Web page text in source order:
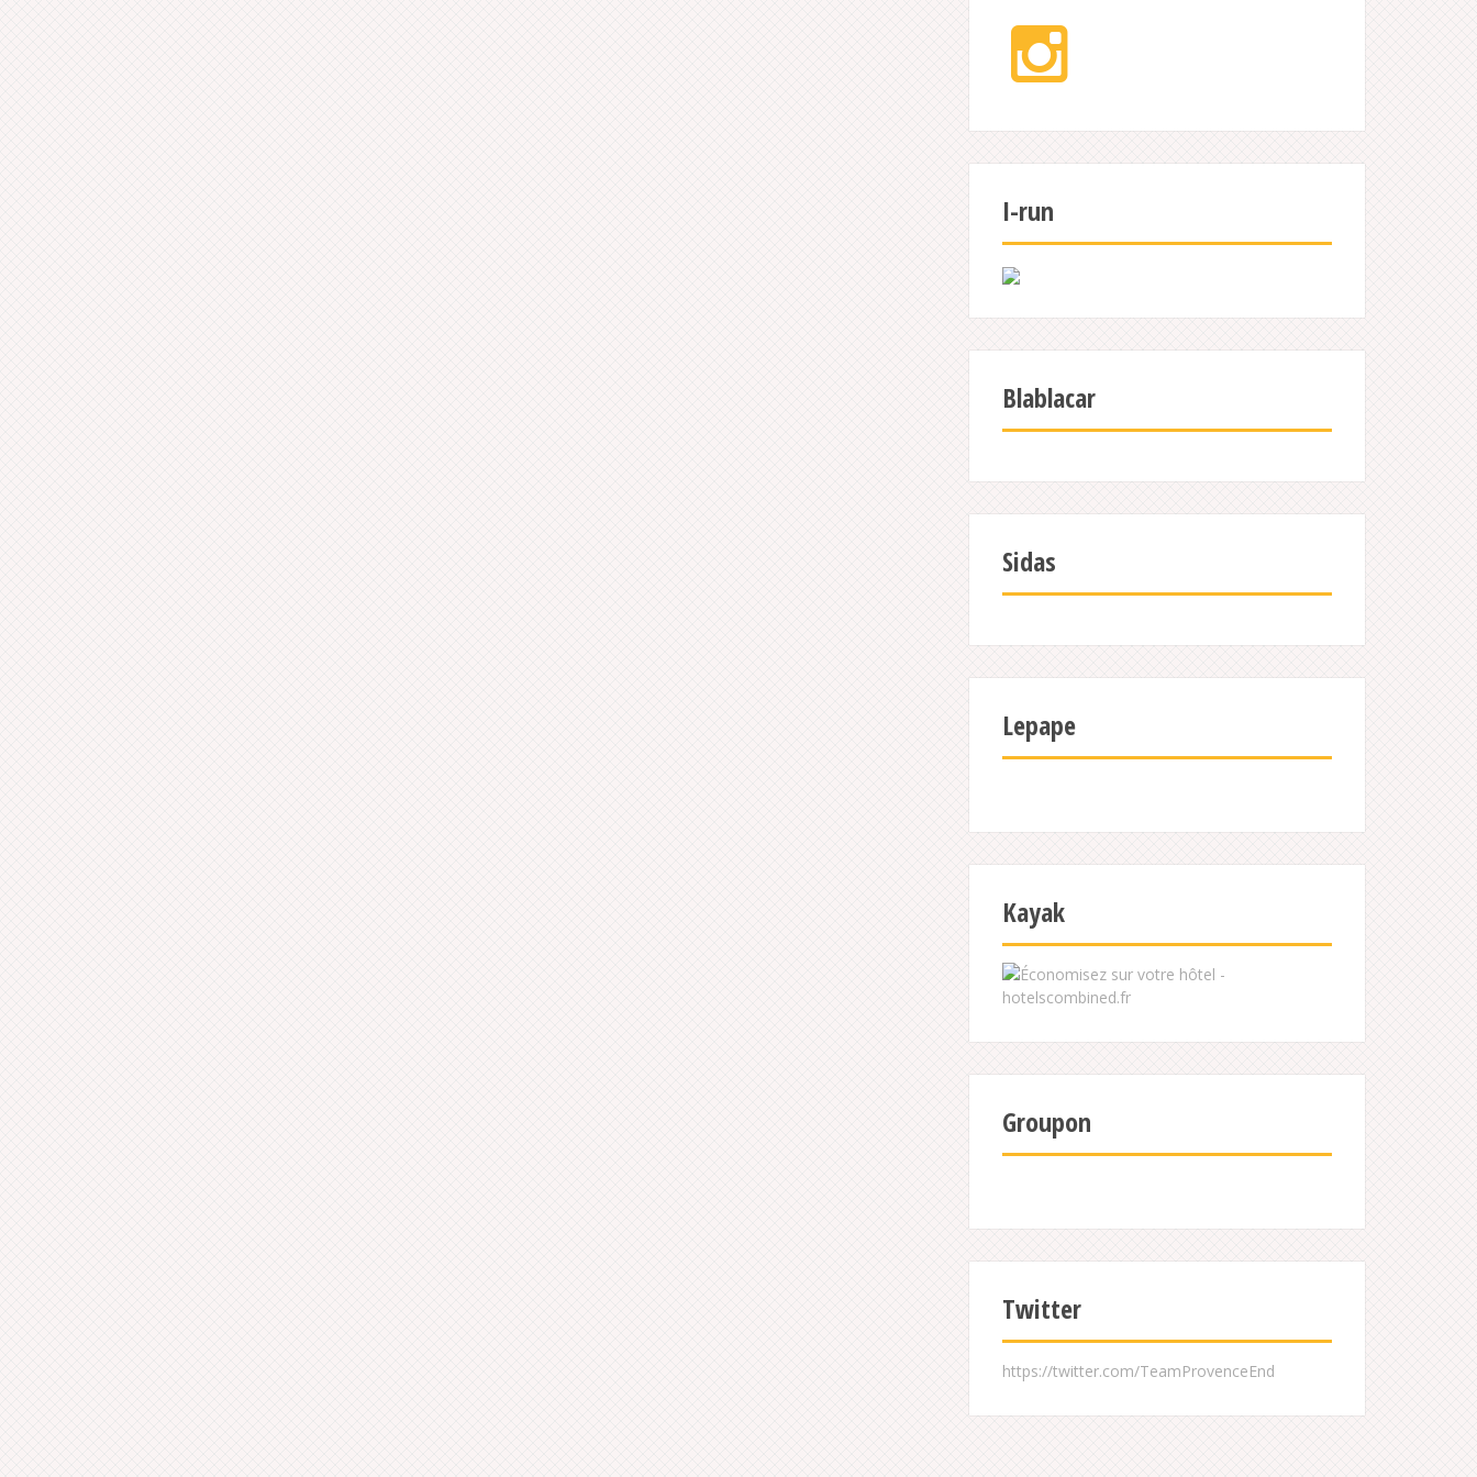
Instagram
I-run
Blablacar
Sidas
Lepape
Kayak
Groupon
Twitter
https://twitter.com/TeamProvenceEnd